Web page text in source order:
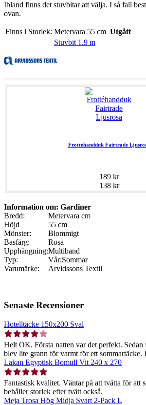
Ibland finns det stuvbitar att välja. I så fall
ovan.
Finns i Storlek: Metervara 55 cm Utgått
Stuvbit 1.9 m
Frottéhandduk Fairtrade
189 kr
138 kr
Information om: Gardiner
Bredd:
Metervara cm
Höjd
55 cm
Mönster:
Blommigt
Basfärg:
Rosa
Upphängning:Multiband
Typ:
Vår;Sommar
Varumärke:
Arvidssons Textil
Senaste Recensioner
Hotelltäcke 150x200 Sval
Helt OK. Första natten var det perfekt.
blev lite grann för varmt för ett sommartäcke.
Lakan Egyptisk Bomull Vit 240 x 270
Fantastisk kvalitet. Väntar på att tvätta för att
behåller storlek efter tvätt också.
Meja Trosa Hög Midja Svart 2-Pack L